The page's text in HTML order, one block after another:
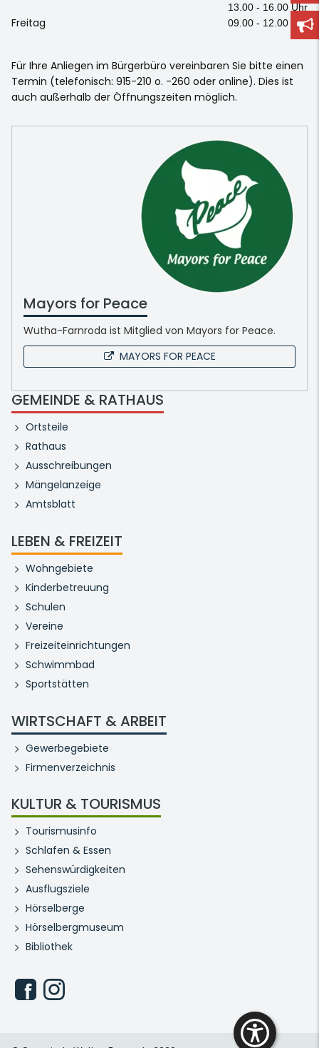
13.00 - 16.00 Uhr
Freitag 09.00 - 12.00 Uhr
Für Ihre Anliegen im Bürgerbüro vereinbaren Sie bitte einen
Termin (telefonisch: 915-210 o. -260 oder online). Dies ist
auch außerhalb der Öffnungszeiten möglich.
Mayors for Peace
Wutha-Farnroda ist Mitglied von Mayors for Peace.
MAYORS FOR PEACE
GEMEINDE & RATHAUS
Ortsteile
Rathaus
Ausschreibungen
Mängelanzeige
Amtsblatt
LEBEN & FREIZEIT
Wohngebiete
Kinderbetreuung
Schulen
Vereine
Freizeiteinrichtungen
Schwimmbad
Sportstätten
WIRTSCHAFT & ARBEIT
Gewerbegebiete
Firmenverzeichnis
KULTUR & TOURISMUS
Tourismusinfo
Schlafen & Essen
Sehenswürdigkeiten
Ausflugsziele
Hörselberge
Hörselbergmuseum
Bibliothek